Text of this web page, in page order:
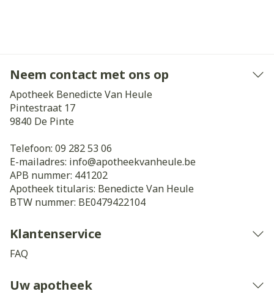
Neem contact met ons op
Apotheek Benedicte Van Heule
Pintestraat 17
9840 De Pinte
Telefoon: 09 282 53 06
E-mailadres: info@apotheekvanheule.be
APB nummer: 441202
Apotheek titularis: Benedicte Van Heule
BTW nummer: BE0479422104
Klantenservice
FAQ
Uw apotheek